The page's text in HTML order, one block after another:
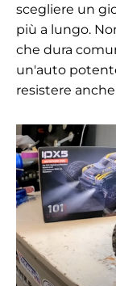
scegliere un
più a lungo.
che dura
un'auto
resistere